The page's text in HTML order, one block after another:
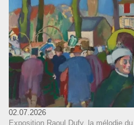
02.07.2026
Exposition Raoul Dufy, la mélodie